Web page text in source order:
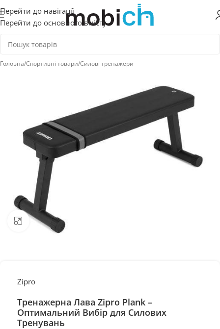
Перейти до навігації
Перейти до основного вмісту
Головна/Спортивні товари/Силові тренажери
Натисніть, щоб збільшити
Zipro
Тренажерна Лава Zipro Plank –
Оптимальний Вибір для Силових
Тренувань